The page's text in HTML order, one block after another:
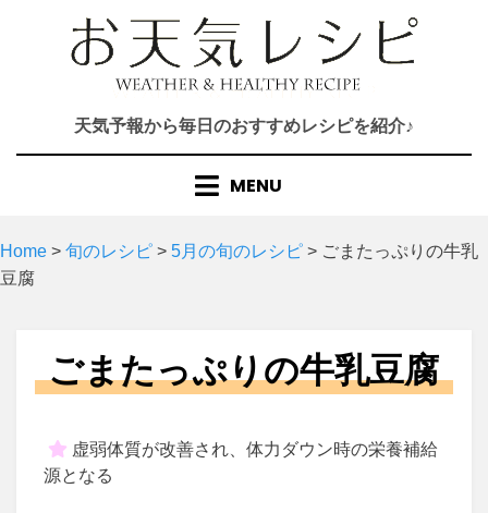
天気予報から毎日のおすすめレシピを紹介♪
MENU
Home > 旬のレシピ > 5月の旬のレシピ > ごまたっぷりの牛乳
豆腐
ごまたっぷりの牛乳豆腐
虚弱体質が改善され、体力ダウン時の栄養補給
源となる